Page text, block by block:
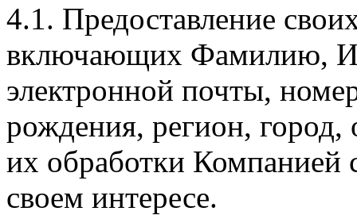
4.1. Предоставление
включающих Фамилию,
электронной почты,
рождения, регион,
их обработки Компанией
своем интересе.